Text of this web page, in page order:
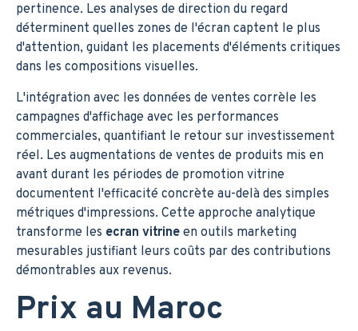
pertinence. Les analyses de direction du regard
déterminent quelles zones de l'écran captent le plus
d'attention, guidant les placements d'éléments critiques
dans les compositions visuelles.
L'intégration avec les données de ventes corrèle les
campagnes d'affichage avec les performances
commerciales, quantifiant le retour sur investissement
réel. Les augmentations de ventes de produits mis en
avant durant les périodes de promotion vitrine
documentent l'efficacité concrète au-delà des simples
métriques d'impressions. Cette approche analytique
transforme les ecran vitrine en outils marketing
mesurables justifiant leurs coûts par des contributions
démontrables aux revenus.
Prix au Maroc